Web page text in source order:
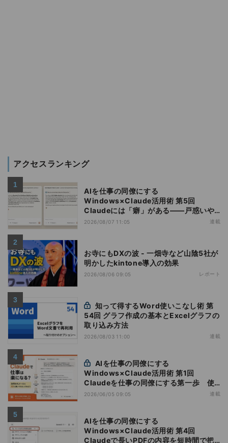
アクセスランキング
AIを仕事の同僚にする
Windows×Claude活用術 第5回
Claudeには「癖」がある――戸惑いや
すい7つの仕様
2026/08/07 11:05 連載
お寺にもDXの波 - 一畑寺など山陰5社が
明かしたkintone導入の効果
2026/08/06 09:05 レポート
54回 グラフ作成の基本とExcelグラフの
取り込み方法
2026/08/03 11:00 連載
Windows×Claude活用術 第1回
Claudeを仕事の同僚にする第一歩 使
い始める前に知っておきたい基本知識
2026/06/05 09:05 連載
AIを仕事の同僚にする
Windows×Claude活用術 第4回
Claudeで長いPDFの内容を短時間で把